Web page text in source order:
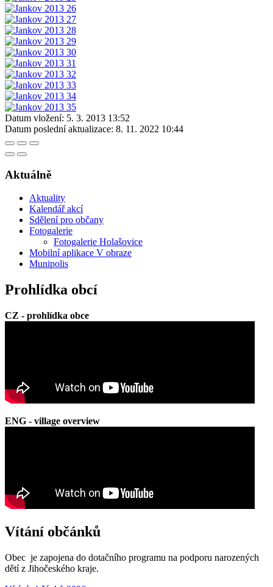
Datum vložení: 5. 3. 2013 13:52
Datum poslední aktualizace: 8. 11. 2022 10:44
Aktuálně
Aktuality
Kalendář akcí
Sdělení pro občany
Fotogalerie
Fotogalerie Holašovice
Mobilní aplikace V obraze
Munipolis
Prohlídka obcí
CZ - prohlídka obce
ENG - village overview
Vítání občánků
Obec je zapojena do dotačního programu na podporu narozených
dětí z Jihočeského kraje.